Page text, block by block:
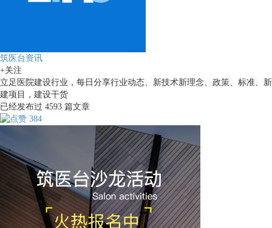
筑医台资讯
+关注
立足医院建设行业，每日分享行业动态、新技术新理念、政策、标准、新
建项目，建设干货
已经发布过 4593 篇文章
384